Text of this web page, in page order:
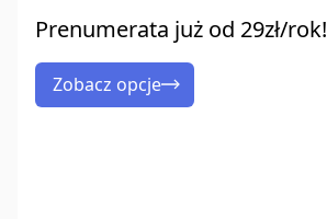
Prenumerata już od 29zł/rok!
Zobacz opcje